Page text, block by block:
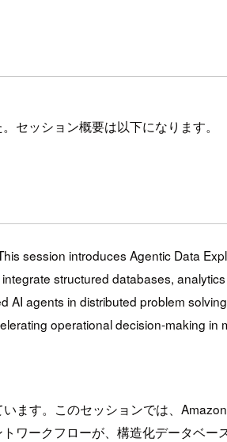
セッション概要は以下になります。
session introduces Agentic Data
structured databases,
agents in distributed problem
operational decision-making in
ます。このセッションでは、
ワークフローが、構造化データベー